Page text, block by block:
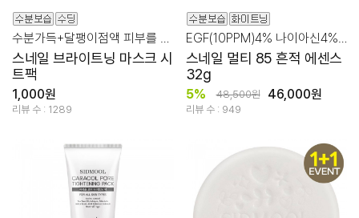
스네일 브라이트닝 마스크 시
트팩
1,000원
리뷰 수 : 1289
스네일 멀티 85 흔적 에센스
32g
5% 48,500원 46,000원
리뷰 수 : 949